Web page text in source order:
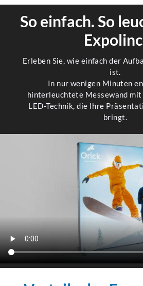
So einfach. So
Erleben Sie, wie einfach der
ist.
In nur wenigen Minuten
hinterleuchtete Messewand
LED-Technik, die Ihre
bringt.